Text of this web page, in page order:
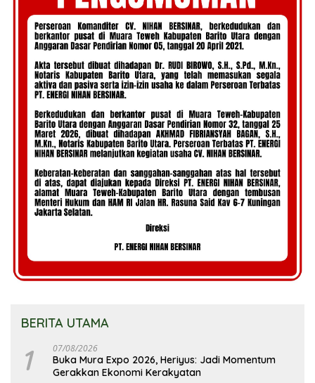
BERITA UTAMA
1 07/08/2026
Buka Mura Expo 2026, Heriyus: Jadi Momentum
Gerakkan Ekonomi Kerakyatan